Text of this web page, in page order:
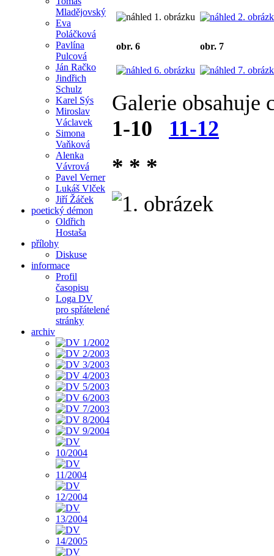
Mladějovský
Eva
Poláčková
Pavlína
Pulcová
Ján Račko
Jindřich
Schulz
Karel Sýs
Miroslav
Václavek
Simona
Vaňková
Alenka
Vávrová
Pavel Verner
Lukáš Vlček
Jiří Žáček
poetický démon
Oldřich
Hostaša
přílohy
Diskuse
informace
Profil
časopisu
Loga DV
pro spřátelené
stránky
archiv
obr. 6 obr. 7
Galerie obsahuje
1-10 11-12
* * *